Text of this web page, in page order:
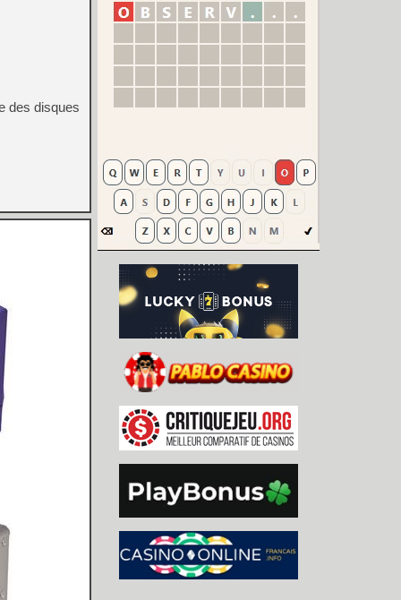
des disques